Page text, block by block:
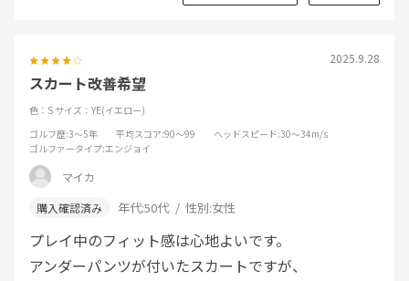
2025.9.28
スカート改善希望
色：S サイズ：YE(イエロー)
ゴルフ歴:3～5年 平均スコア:90～99 ヘッドスピード:30～34m/s
ゴルファータイプ:エンジョイ
マイカ
年代:50代 性別:女性
プレイ中のフィット感は心地よいです。
アンダーパンツが付いたスカートですが、